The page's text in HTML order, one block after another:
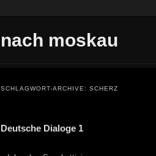
nach moskau
SCHLAGWORT-ARCHIVE: SCHERZ
Deutsche Dialoge 1